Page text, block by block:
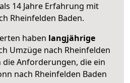
14 Jahre Erfahrung mit
Rheinfelden Baden.
haben langjährige
Umzüge nach Rheinfelden
die Anforderungen, die ein
nach Rheinfelden Baden